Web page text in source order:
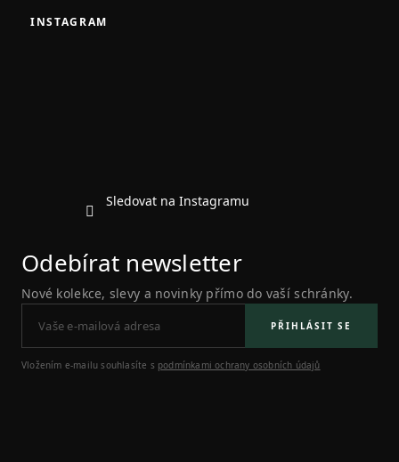
INSTAGRAM
Sledovat na Instagramu
Odebírat newsletter
Nové kolekce, slevy a novinky přímo do vaší schránky.
PŘIHLÁSIT SE
Vložením e-mailu souhlasíte s podmínkami ochrany osobních údajů